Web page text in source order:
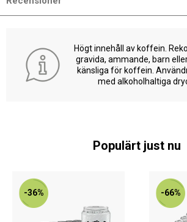
Högt innehåll av koffein.
gravida, ammande, barn
känsliga för koffein.
med alkoholhaltiga
Populärt just nu
-36% -66%